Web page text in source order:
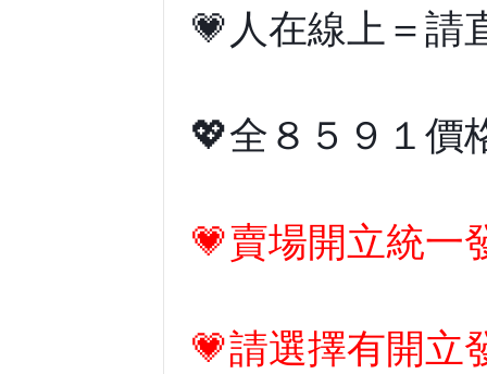
💗人在線上＝請
💖全８５９１價
💗賣場開立統一
💗請選擇有開立